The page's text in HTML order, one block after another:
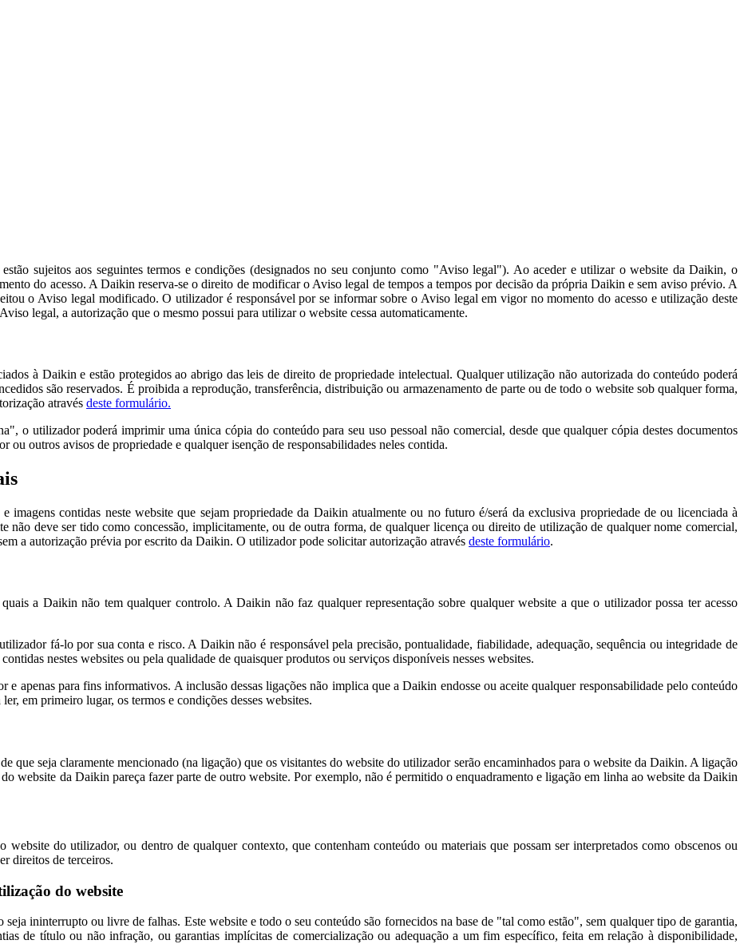
sujeitos aos seguintes termos e condições (designados no seu conjunto como "Aviso legal"). Ao aceder e utilizar o website da Daikin, o
do acesso. A Daikin reserva-se o direito de modificar o Aviso legal de tempos a tempos por decisão da própria Daikin e sem aviso prévio. A
o Aviso legal modificado. O utilizador é responsável por se informar sobre o Aviso legal em vigor no momento do acesso e utilização deste
legal, a autorização que o mesmo possui para utilizar o website cessa automaticamente.
à Daikin e estão protegidos ao abrigo das leis de direito de propriedade intelectual. Qualquer utilização não autorizada do conteúdo poderá
são reservados. É proibida a reprodução, transferência, distribuição ou armazenamento de parte ou de todo o website sob qualquer forma,
através deste formulário.
o utilizador poderá imprimir uma única cópia do conteúdo para seu uso pessoal não comercial, desde que qualquer cópia destes documentos
ou outros avisos de propriedade e qualquer isenção de responsabilidades neles contida.
imagens contidas neste website que sejam propriedade da Daikin atualmente ou no futuro é/será da exclusiva propriedade de ou licenciada à
não deve ser tido como concessão, implicitamente, ou de outra forma, de qualquer licença ou direito de utilização de qualquer nome comercial,
a autorização prévia por escrito da Daikin. O utilizador pode solicitar autorização através deste formulário.
a Daikin não tem qualquer controlo. A Daikin não faz qualquer representação sobre qualquer website a que o utilizador possa ter acesso
fá-lo por sua conta e risco. A Daikin não é responsável pela precisão, pontualidade, fiabilidade, adequação, sequência ou integridade de
nestes websites ou pela qualidade de quaisquer produtos ou serviços disponíveis nesses websites.
apenas para fins informativos. A inclusão dessas ligações não implica que a Daikin endosse ou aceite qualquer responsabilidade pelo conteúdo
em primeiro lugar, os termos e condições desses websites.
que seja claramente mencionado (na ligação) que os visitantes do website do utilizador serão encaminhados para o website da Daikin. A ligação
website da Daikin pareça fazer parte de outro website. Por exemplo, não é permitido o enquadramento e ligação em linha ao website da Daikin
website do utilizador, ou dentro de qualquer contexto, que contenham conteúdo ou materiais que possam ser interpretados como obscenos ou
direitos de terceiros.
do website
ininterrupto ou livre de falhas. Este website e todo o seu conteúdo são fornecidos na base de "tal como estão", sem qualquer tipo de garantia,
de título ou não infração, ou garantias implícitas de comercialização ou adequação a um fim específico, feita em relação à disponibilidade,